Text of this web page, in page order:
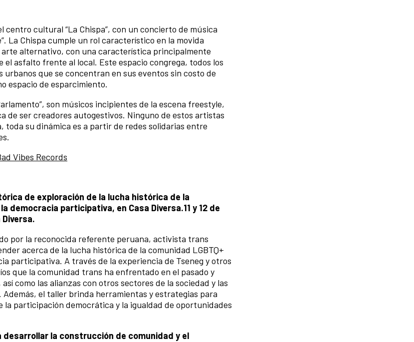
cultural “La Chispa”, con un concierto de música
La Chispa cumple un rol característico en la movida
alternativo, con una característica principalmente
el asfalto frente al local. Este espacio congrega, todos los
que se concentran en sus eventos sin costo de
espacio de esparcimiento.
son músicos incipientes de la escena freestyle,
ser creadores autogestivos. Ninguno de estos artistas
su dinámica es a partir de redes solidarias entre
Vibes Records
de exploración de la lucha histórica de la
democracia participativa, en Casa Diversa.11 y 12 de
por la reconocida referente peruana, activista trans
acerca de la lucha histórica de la comunidad LGBTQ+
participativa. A través de la experiencia de Tseneg y otros
que la comunidad trans ha enfrentado en el pasado y
como las alianzas con otros sectores de la sociedad y las
el taller brinda herramientas y estrategias para
participación democrática y la igualdad de oportunidades
la construcción de comunidad y el